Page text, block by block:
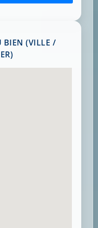
BIEN (VILLE /